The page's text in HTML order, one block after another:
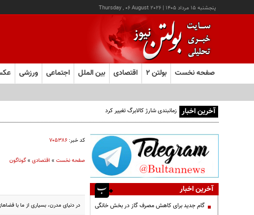
پنجشنبه ۱۵ مرداد ۱۴۰۵ |
Thursday , 06 August 2026
صفحه نخست بولتن ۲ اقتصادی بین الملل اجتماعی ورزشی
آخرین اخبار رشد بیش از ۱۳۰ هزار واحدی شاخص کل بورس
کد خبر: ۷۰۵۳۸۶
صفحه نخست» اقتصادی»گوناگون
در دنیای مدرن، بسیاری از ما با
آخرین اخبار
گام جدید برای کاهش مصرف گاز در بخش خانگی